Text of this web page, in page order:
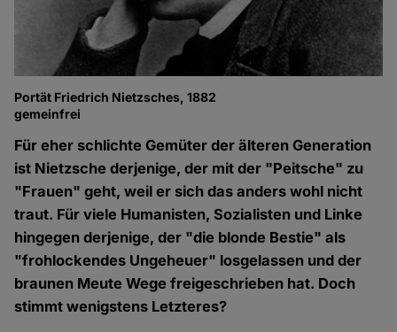
Portät Friedrich Nietzsches, 1882
gemeinfrei
Für eher schlichte Gemüter der älteren Generation
ist Nietzsche derjenige, der mit der "Peitsche" zu
"Frauen" geht, weil er sich das anders wohl nicht
traut. Für viele Humanisten, Sozialisten und Linke
hingegen derjenige, der "die blonde Bestie" als
"frohlockendes Ungeheuer" losgelassen und der
braunen Meute Wege freigeschrieben hat. Doch
stimmt wenigstens Letzteres?